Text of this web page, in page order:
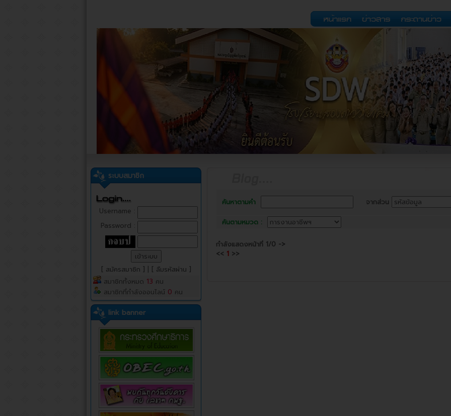
ระบบสมาชิก
Username :
Password :
[ สมัครสมาชิก ]
[ ลืมรหัสผ่าน ]
สมาชิกทั้งหมด 13 คน
สมาชิกที่กำลังออนไลน์ 0 คน
link banner
ค้นหาตามคำ จากส่วน
ค้นตามหมวด :
กำลังแสดงหน้าที่ 1/0 ->
<< 1 >>